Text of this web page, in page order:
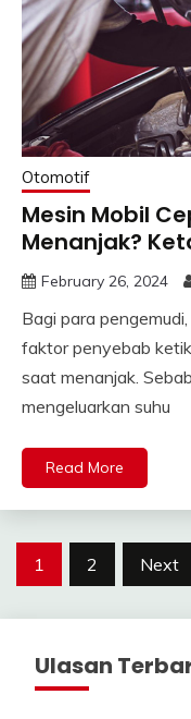
Otomotif
Mesin Mobil
Menanjak?
February 26, 2024
Bagi para
faktor penyebab
saat menanjak.
mengeluarkan suhu
Read More
Posts
1 2 Next
Ulasan